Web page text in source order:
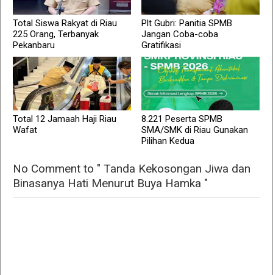
Total Siswa Rakyat di Riau
225 Orang, Terbanyak
Pekanbaru
Plt Gubri: Panitia SPMB
Jangan Coba-coba
Gratifikasi
Total 12 Jamaah Haji Riau
Wafat
8.221 Peserta SPMB
SMA/SMK di Riau Gunakan
Pilihan Kedua
No Comment to " Tanda Kekosongan Jiwa dan
Binasanya Hati Menurut Buya Hamka "